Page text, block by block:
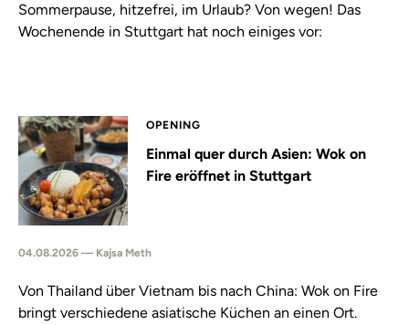
Sommerpause, hitzefrei, im Urlaub? Von wegen! Das
Wochenende in Stuttgart hat noch einiges vor:
OPENING
Einmal quer durch Asien: Wok on
Fire eröffnet in Stuttgart
04.08.2026 — Kajsa Meth
Von Thailand über Vietnam bis nach China: Wok on Fire
bringt verschiedene asiatische Küchen an einen Ort.